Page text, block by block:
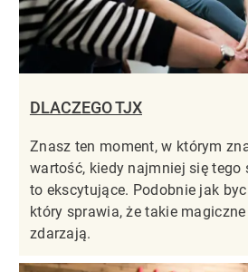
DLACZEGO TJX
Znasz ten moment, w którym
wartość, kiedy najmniej się tego
to ekscytujące. Podobnie jak
który sprawia, że takie
zdarzają.